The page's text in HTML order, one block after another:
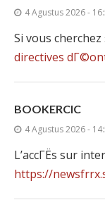
4 Agustus 2026 -
Si vous
directives
BOOKERCIC
4 Agustus 2026 -
L’accГЁs sur
https://